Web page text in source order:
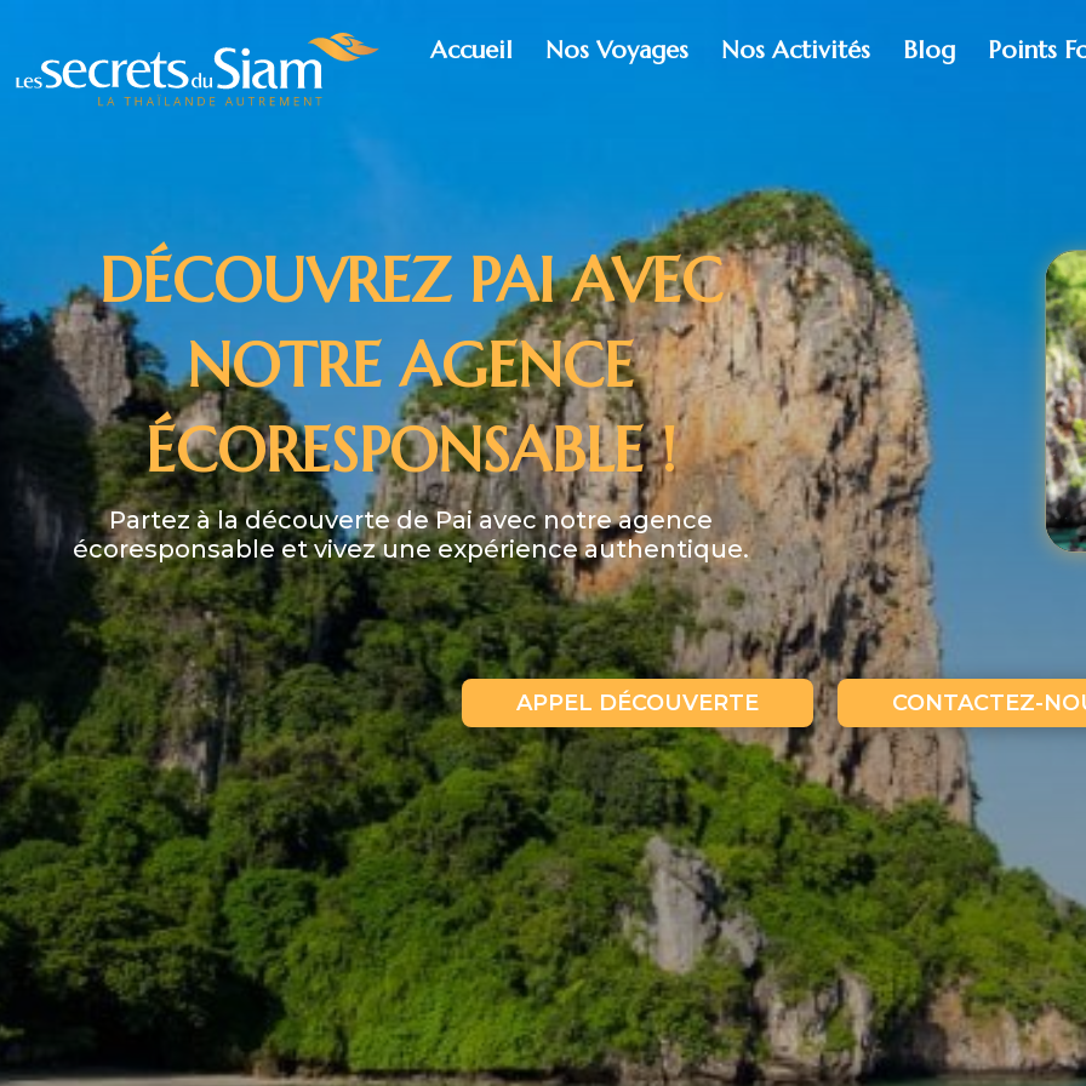
Accueil Nos Voyages Nos Activités Blog Points
DÉCOUVREZ PAI AVEC
NOTRE AGENCE
ÉCORESPONSABLE !
Partez à la découverte de Pai avec notre agence
écoresponsable et vivez une expérience authentique.
APPEL DÉCOUVERTE CONTACTEZ-